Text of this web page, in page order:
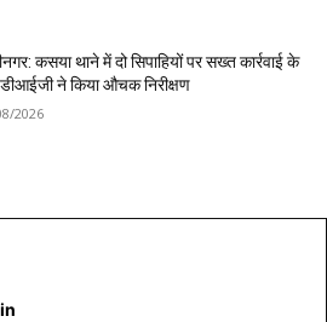
कसया थाने में दो सिपाहियों पर सख्त कार्रवाई के
डीआईजी ने किया औचक निरीक्षण
2026